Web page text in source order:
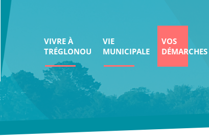
VIVRE À
TRÉGLONOU
VIE
MUNICIPALE
VOS
DÉMARCHES